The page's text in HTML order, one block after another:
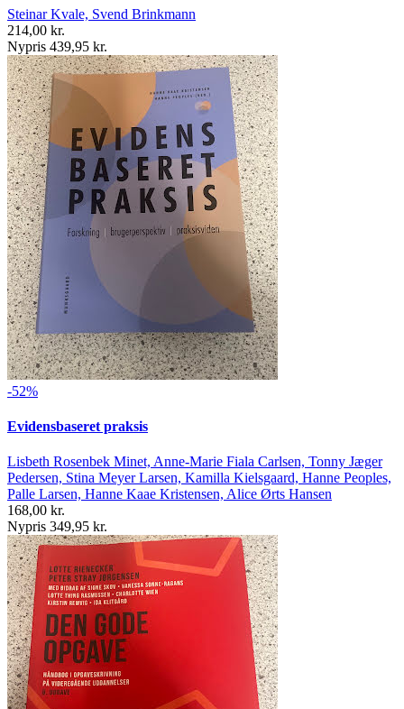
Steinar Kvale, Svend Brinkmann
214,00 kr.
Nypris 439,95 kr.
-52%
Evidensbaseret praksis
Lisbeth Rosenbek Minet, Anne-Marie Fiala Carlsen, Tonny Jæger
Pedersen, Stina Meyer Larsen, Kamilla Kielsgaard, Hanne Peoples,
Palle Larsen, Hanne Kaae Kristensen, Alice Ørts Hansen
168,00 kr.
Nypris 349,95 kr.